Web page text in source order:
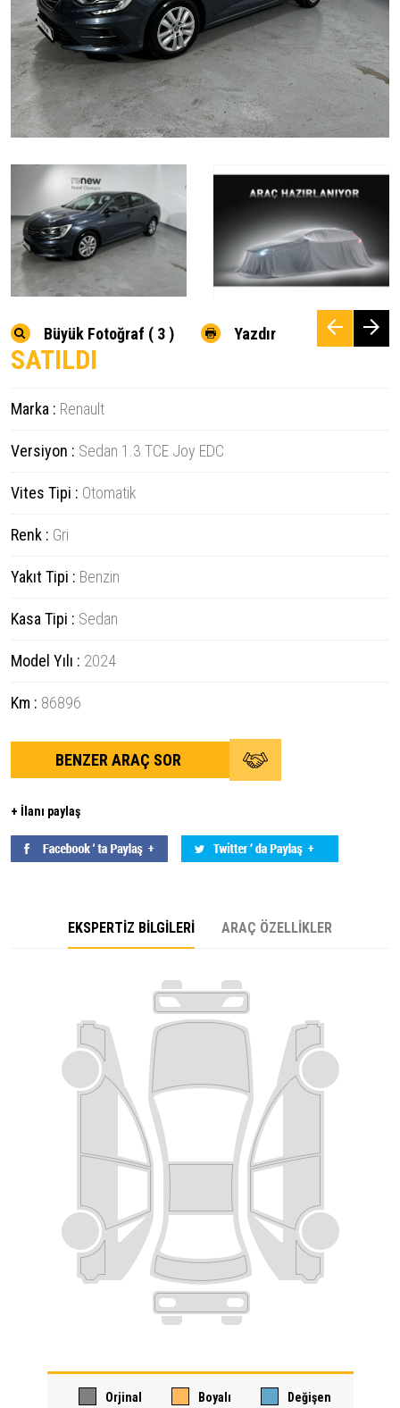
Büyük Fotoğraf ( 3 ) Yazdır
SATILDI
Marka : Renault
Versiyon : Sedan 1.3 TCE Joy EDC
Vites Tipi : Otomatik
Renk : Gri
Yakıt Tipi : Benzin
Kasa Tipi : Sedan
Model Yılı : 2024
Km : 86896
BENZER ARAÇ SOR
+ İlanı paylaş
EKSPERTİZ BİLGİLERİ ARAÇ ÖZELLİKLER
Orjinal Boyalı Değişen